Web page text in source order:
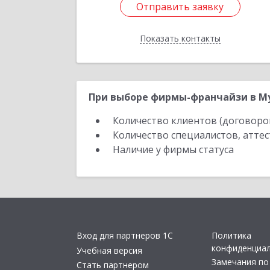
Отправить заявку
Показать контакты
Отправить заявку
Назад
При выборе фирмы-франчайзи в
Количество клиентов
Количество специалистов,
Наличие у фирмы статуса
Вход для партнеров 1С
Учебная версия
Стать партнером
Политика
Замечания по